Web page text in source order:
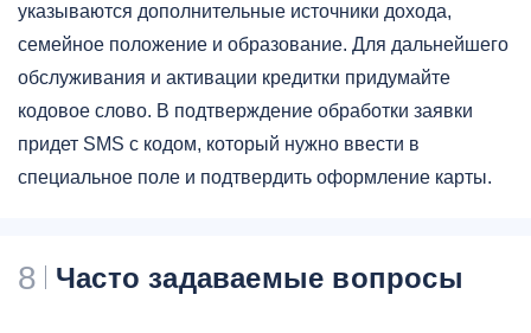
указываются дополнительные источники дохода,
семейное положение и образование. Для дальнейшего
обслуживания и активации кредитки придумайте
кодовое слово. В подтверждение обработки заявки
придет SMS с кодом, который нужно ввести в
специальное поле и подтвердить оформление карты.
8 Часто задаваемые вопросы